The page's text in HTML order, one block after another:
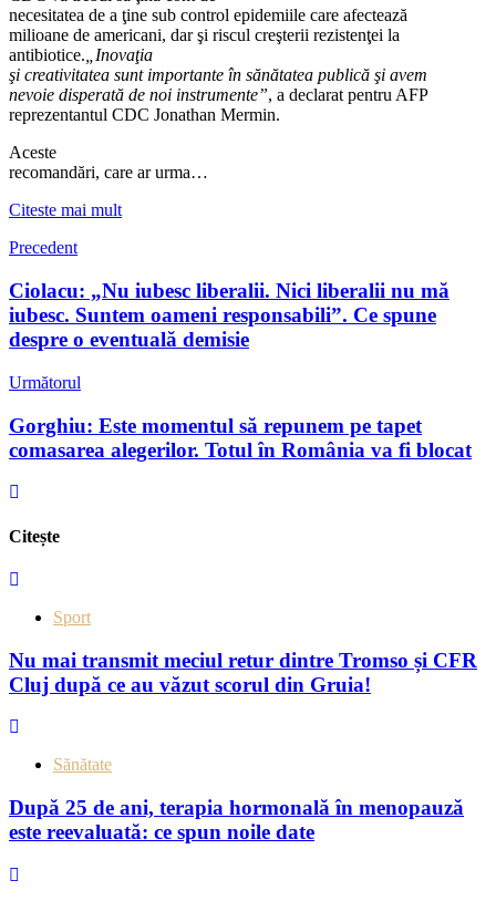
necesitatea de a ţine sub control epidemiile care afectează
milioane de americani, dar şi riscul creşterii rezistenţei la
antibiotice.„Inovaţia
şi creativitatea sunt importante în sănătatea publică şi avem
nevoie disperată de noi instrumente”, a declarat pentru AFP
reprezentantul CDC Jonathan Mermin.
Aceste
recomandări, care ar urma…
Citeste mai mult
Precedent
Ciolacu: „Nu iubesc liberalii. Nici liberalii nu mă
iubesc. Suntem oameni responsabili”. Ce spune
despre o eventuală demisie
Următorul
Gorghiu: Este momentul să repunem pe tapet
comasarea alegerilor. Totul în România va fi blocat
Citește
Sport
Nu mai transmit meciul retur dintre Tromso și CFR
Cluj după ce au văzut scorul din Gruia!
Sănătate
După 25 de ani, terapia hormonală în menopauză
este reevaluată: ce spun noile date